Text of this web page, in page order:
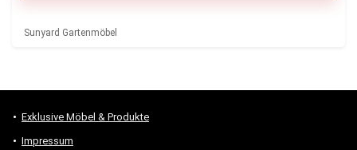
Sunyard Gartenmöbel
Exklusive Möbel & Produkte
Impressum